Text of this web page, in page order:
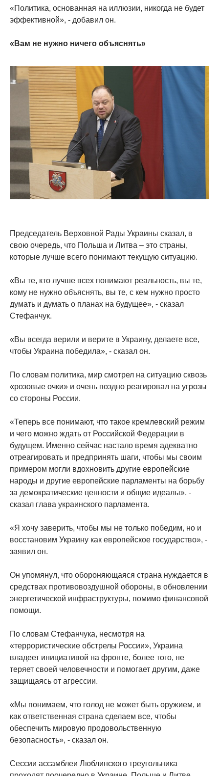
«Политика, основанная на иллюзии, никогда не будет
эффективной», - добавил он.
«Вам не нужно ничего объяснять»
Председатель Верховной Рады Украины сказал, в
свою очередь, что Польша и Литва – это страны,
которые лучше всего понимают текущую ситуацию.
«Вы те, кто лучше всех понимают реальность, вы те,
кому не нужно объяснять, вы те, с кем нужно просто
думать и думать о планах на будущее», - сказал
Стефанчук.
«Вы всегда верили и верите в Украину, делаете все,
чтобы Украина победила», - сказал он.
По словам политика, мир смотрел на ситуацию сквозь
«розовые очки» и очень поздно реагировал на угрозы
со стороны России.
«Теперь все понимают, что такое кремлевский режим
и чего можно ждать от Российской Федерации в
будущем. Именно сейчас настало время адекватно
отреагировать и предпринять шаги, чтобы мы своим
примером могли вдохновить другие европейские
народы и другие европейские парламенты на борьбу
за демократические ценности и общие идеалы», -
сказал глава украинского парламента.
«Я хочу заверить, чтобы мы не только победим, но и
восстановим Украину как европейское государство», -
заявил он.
Он упомянул, что обороняющаяся страна нуждается в
средствах противовоздушной обороны, в обновлении
энергетической инфраструктуры, помимо финансовой
помощи.
По словам Стефанчука, несмотря на
«террористические обстрелы России», Украина
владеет инициативой на фронте, более того, не
теряет своей человечности и помогает другим, даже
защищаясь от агрессии.
«Мы понимаем, что голод не может быть оружием, и
как ответственная страна сделаем все, чтобы
обеспечить мировую продовольственную
безопасность», - сказал он.
Сессии ассамблеи Люблинского треугольника